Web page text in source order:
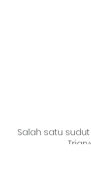
Salah satu